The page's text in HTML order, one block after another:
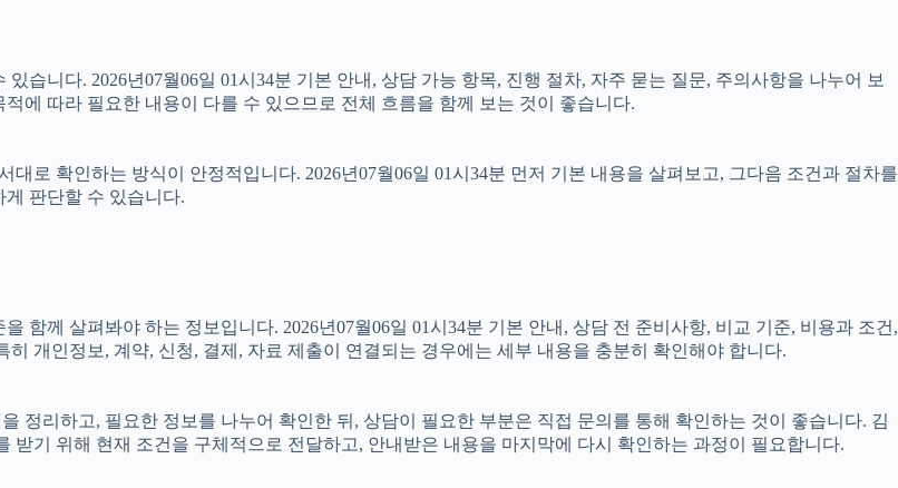
습니다. 2026년07월06일 01시34분 기본 안내, 상담 가능 항목, 진행 절차, 자주 묻는 질문, 주의사항을 나누어 보
에 따라 필요한 내용이 다를 수 있으므로 전체 흐름을 함께 보는 것이 좋습니다.
로 확인하는 방식이 안정적입니다. 2026년07월06일 01시34분 먼저 기본 내용을 살펴보고, 그다음 조건과 절차를
판단할 수 있습니다.
함께 살펴봐야 하는 정보입니다. 2026년07월06일 01시34분 기본 안내, 상담 전 준비사항, 비교 기준, 비용과 조건,
개인정보, 계약, 신청, 결제, 자료 제출이 연결되는 경우에는 세부 내용을 충분히 확인해야 합니다.
정리하고, 필요한 정보를 나누어 확인한 뒤, 상담이 필요한 부분은 직접 문의를 통해 확인하는 것이 좋습니다. 김
기 위해 현재 조건을 구체적으로 전달하고, 안내받은 내용을 마지막에 다시 확인하는 과정이 필요합니다.